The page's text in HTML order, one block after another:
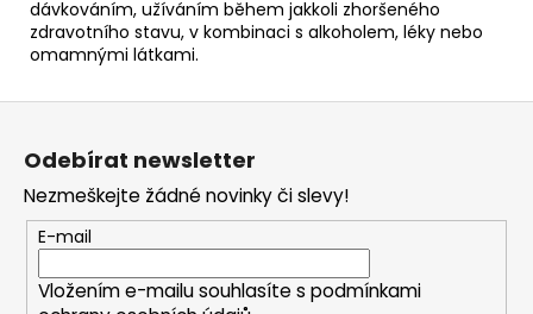
dávkováním, užíváním během jakkoli zhoršeného
zdravotního stavu, v kombinaci s alkoholem, léky nebo
omamnými látkami.
Z
Odebírat newsletter
Nezmeškejte žádné novinky či slevy!
E-mail
Vložením e-mailu souhlasíte s podmínkami